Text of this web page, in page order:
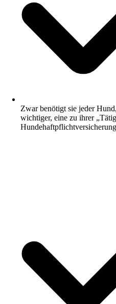
Zwar benötigt sie jeder
wichtiger, eine zu ihrer